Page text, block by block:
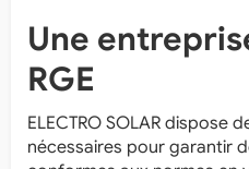
Une
RGE
ELECTRO SOLAR dispose
nécessaires pour garantir